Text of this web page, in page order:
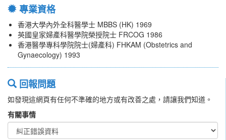
專業資格
香港大學內外全科醫學士 MBBS (HK) 1969
英國皇家婦產科醫學院榮授院士 FRCOG 1986
香港醫學專科學院院士(婦產科) FHKAM (Obstetrics and
Gynaecology) 1993
回報問題
如發現這網頁有任何不準確的地方或有改善之處，請讓我們知道。
有關事情